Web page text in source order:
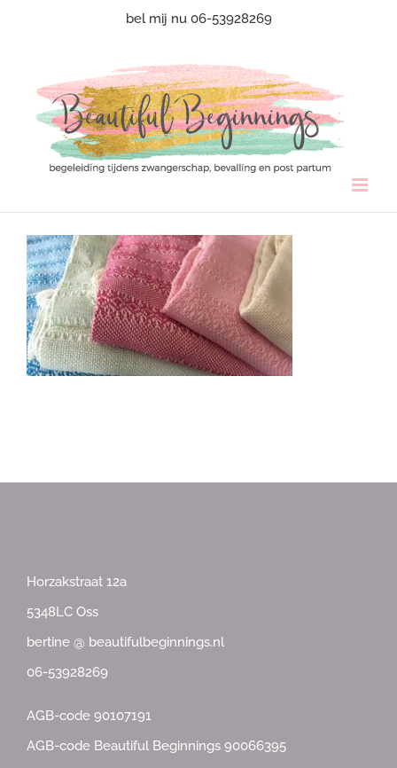
bel mij nu 06-53928269
Horzakstraat 12a
5348LC Oss
bertine @ beautifulbeginnings.nl
06-53928269
AGB-code 90107191
AGB-code Beautiful Beginnings 90066395